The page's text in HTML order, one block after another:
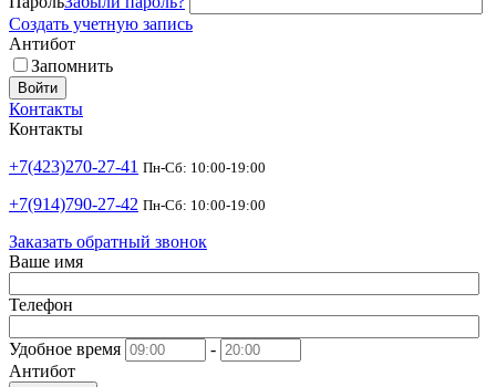
Создать учетную запись
Антибот
Запомнить
Войти
Контакты
Контакты
+7(423)270-27-41 Пн-Сб: 10:00-19:00
+7(914)790-27-42 Пн-Сб: 10:00-19:00
Заказать обратный звонок
Ваше имя
Телефон
Удобное время
-
Антибот